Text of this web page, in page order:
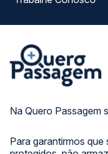
Na Quero Passagem
Para garantirmos que